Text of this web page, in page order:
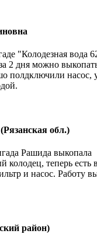
"Колодезная вода
2 дня можно
полдключили насос,
обл.)
Рашида выкопала
колодец, теперь есть
и насос. Работу
район)